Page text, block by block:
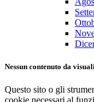
Nessun contenuto da
Questo sito o gli